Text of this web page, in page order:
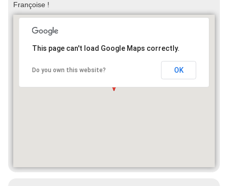
Françoise !
This page can't load Google Maps correctly.
Do you own this website? OK